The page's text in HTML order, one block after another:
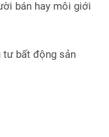
bán hay môi giới
tư bất động sản